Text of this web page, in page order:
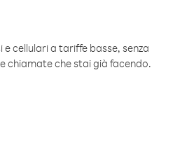
cellulari a tariffe basse, senza
chiamate che stai già facendo.